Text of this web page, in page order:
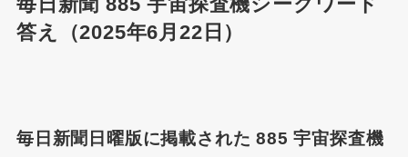
答え（2025年6月22日）
毎日新聞日曜版に掲載された 885 宇宙探査機